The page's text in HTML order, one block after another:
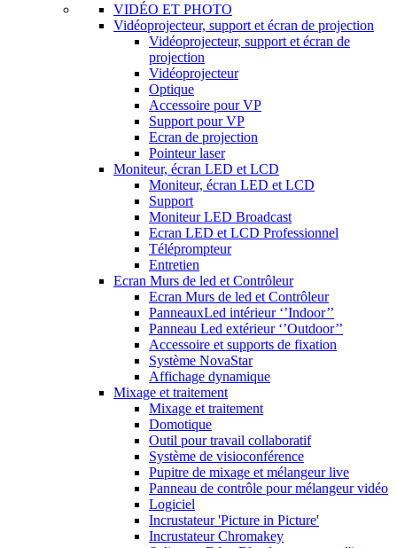
VIDÉO ET PHOTO
Vidéoprojecteur, support et écran de projection
Vidéoprojecteur, support et écran de
projection
Vidéoprojecteur
Optique
Accessoire pour VP
Support pour VP
Ecran de projection
Pointeur laser
Moniteur, écran LED et LCD
Moniteur, écran LED et LCD
Support
Moniteur LED Broadcast
Ecran LED et LCD Professionnel
Téléprompteur
Entretien
Ecran Murs de led et Contrôleur
Ecran Murs de led et Contrôleur
PanneauxLed intérieur ‘’Indoor’’
Panneau Led extérieur ‘’Outdoor’’
Accessoire et supports de fixation
Système NovaStar
Affichage dynamique
Mixage et traitement
Mixage et traitement
Domotique
Outil pour travail collaboratif
Système de visioconférence
Pupitre de mixage et mélangeur live
Panneau de contrôle pour mélangeur vidéo
Logiciel
Incrustateur 'Picture in Picture'
Incrustateur Chromakey